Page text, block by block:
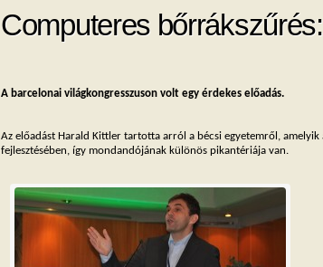
Computeres
A barcelonai világkongresszuson volt egy érdekes előadás.
Az előadást Harald Kittler tartotta arról a bécsi egyetemről, amelyik
fejlesztésében, így mondandójának különös pikantériája van.